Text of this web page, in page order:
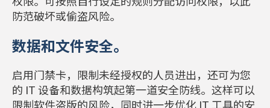
防范破坏或偷盗风险。
数据和文件安全。
启用门禁卡，限制未经授权的人员进出，还可为您
的 IT 设备和数据构筑起第一道安全防线。这样可以
限制软件盗版的风险，同时进一步优化 IT 工具的安